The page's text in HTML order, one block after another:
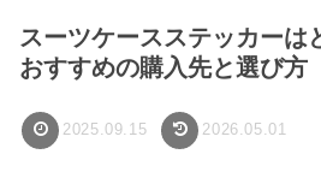
スーツケースステッカーは
おすすめの購入先と選び方
2025.09.15 2026.05.01